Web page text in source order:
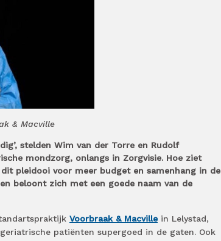
& Macville
stelden Wim van der Torre en Rudolf
mondzorg, onlangs in Zorgvisie. Hoe ziet
pleidooi voor meer budget en samenhang in de
beloont zich met een goede naam van de
Voorbraak & Macville in Lelystad,
patiënten supergoed in de gaten. Ook